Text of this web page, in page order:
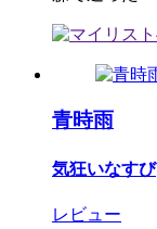
青時雨
気狂いなすび
レビュー